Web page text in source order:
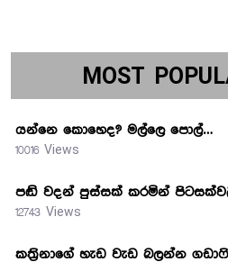
MOST
යන්නෙ කොහෙද? මල්ලෙ පොල්…
10016 Views
පඬි වදන් පුස්සක් කරමින්
12743 Views
කත්‍රිනාගේ හැඩ වැඩ බලන්න